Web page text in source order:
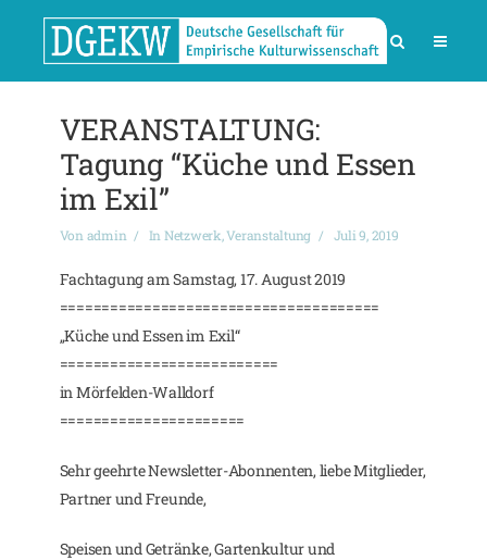
VERANSTALTUNG:
Tagung “Küche und Essen
im Exil”
Von admin In Netzwerk,Veranstaltung Juli 9, 2019
Fachtagung am Samstag, 17. August 2019
======================================
„Küche und Essen im Exil“
==========================
in Mörfelden-Walldorf
======================
Sehr geehrte Newsletter-Abonnenten, liebe Mitglieder,
Partner und Freunde,
Speisen und Getränke, Gartenkultur und